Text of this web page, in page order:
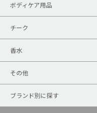
ボディケア用品
チーク
香水
その他
ブランド別に探す